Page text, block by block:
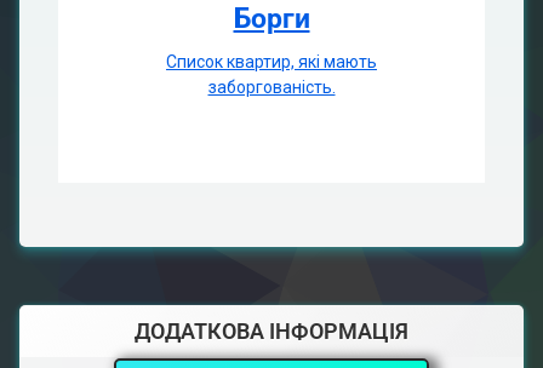
Борги
Список квартир, які мають
заборгованість.
ДОДАТКОВА ІНФОРМАЦІЯ